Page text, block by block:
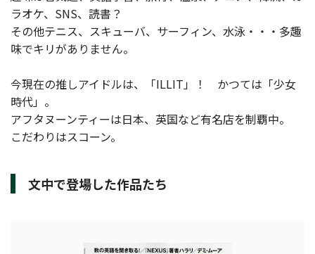
ラオケ、SNS、読書？
その他テニス、スキューバ、サーフィン、水泳・・・多趣
味でキリがありません。
今現在の推しアイドルは、「ILLIT」！ かつては「少女
時代」。
アフタヌーンティーは日本、英国など有名店を制覇中。
こだわりはスコーン。
文中で登場した作品たち